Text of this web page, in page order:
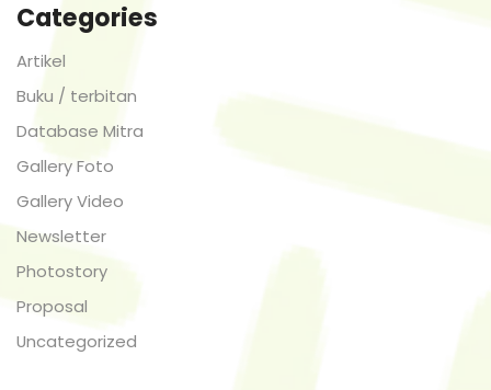
Categories
Artikel
Buku / terbitan
Database Mitra
Gallery Foto
Gallery Video
Newsletter
Photostory
Proposal
Uncategorized